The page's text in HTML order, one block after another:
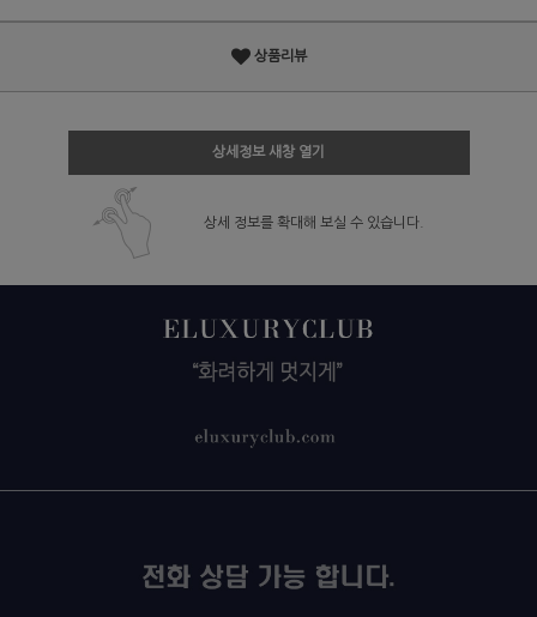
상품리뷰
상세정보 새창 열기
상세 정보를 확대해 보실 수 있습니다.